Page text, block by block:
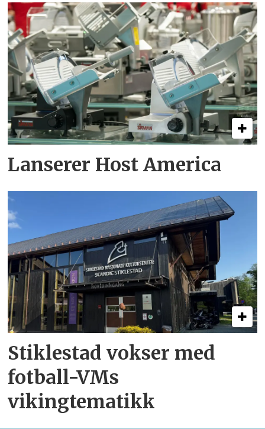
Lanserer Host America
Stiklestad vokser med
fotball-VMs
vikingtematikk